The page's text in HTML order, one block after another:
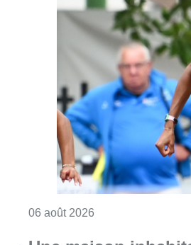
06 août 2026 Consulter l'article
Une maison
incendie à Neder-